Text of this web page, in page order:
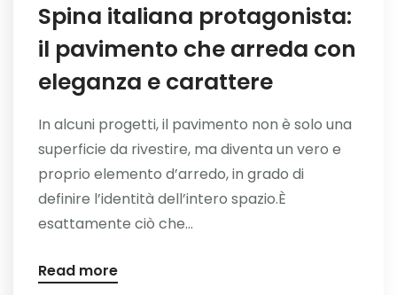
Spina italiana protagonista:
il pavimento che arreda con
eleganza e carattere
In alcuni progetti, il pavimento non è solo una
superficie da rivestire, ma diventa un vero e
proprio elemento d’arredo, in grado di
definire l’identità dell’intero spazio.È
esattamente ciò che...
Read more